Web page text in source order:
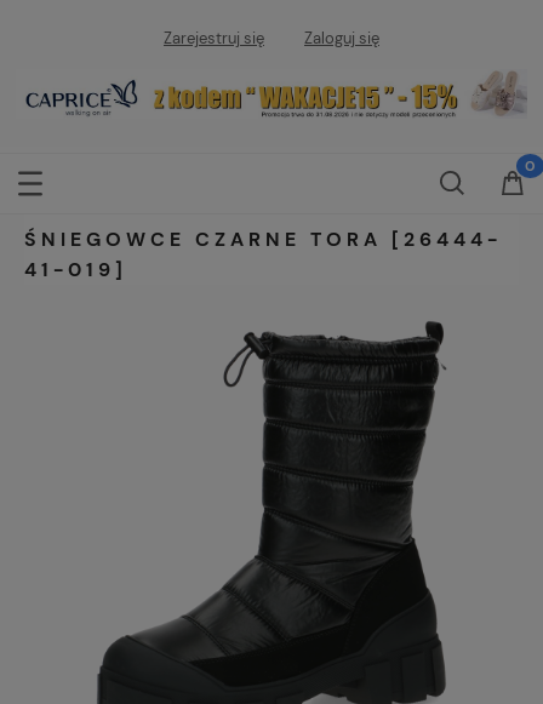
Zarejestruj się Zaloguj się
ŚNIEGOWCE CZARNE TORA [26444-
41-019]